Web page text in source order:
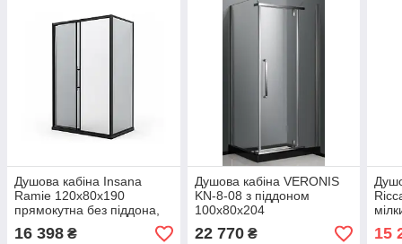
Душова кабіна Insana
Ramie 120x80x190
прямокутна без піддона,
сіре скло, чорний профіль
16 398 ₴
Душова кабіна VERONIS
KN-8-08 з піддоном
100х80х204
22 770₴ 15